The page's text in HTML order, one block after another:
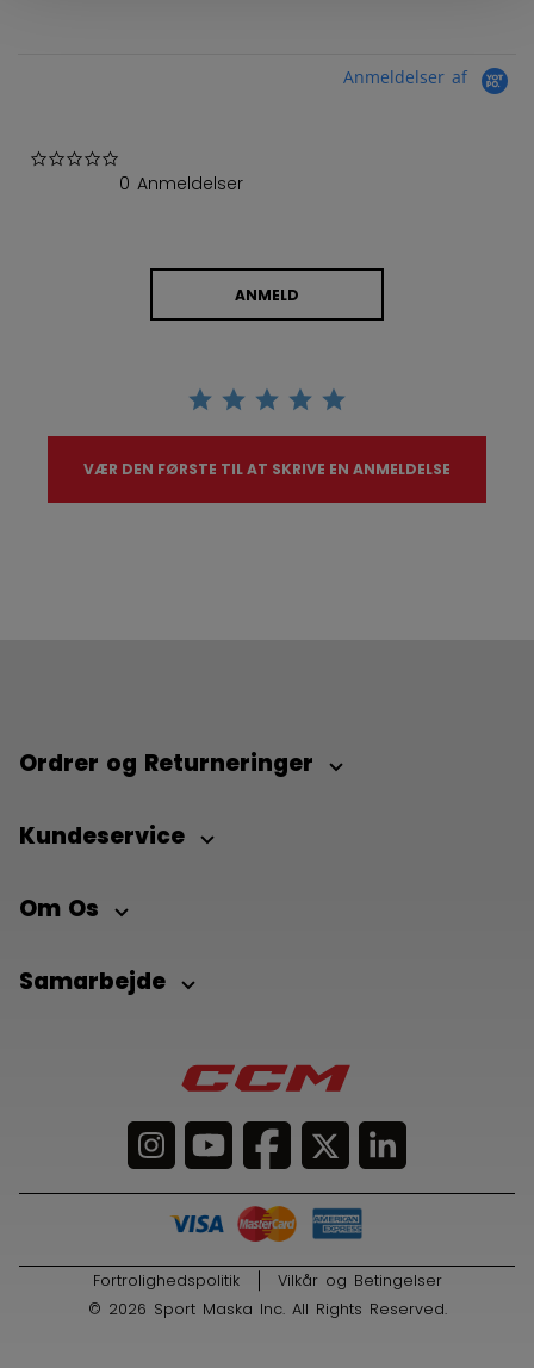
Anmeldelser af
0 Anmeldelser
ANMELD
VÆR DEN FØRSTE TIL AT SKRIVE EN ANMELDELSE
Ordrer og Returneringer
Kundeservice
Om Os
Samarbejde
© 2026 Sport Maska Inc. All Rights Reserved.
Fortrolighedspolitik Vilkår og Betingelser